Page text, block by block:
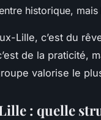
historique,
Lille, c’est du
de la praticité,
valorise le
: quelle